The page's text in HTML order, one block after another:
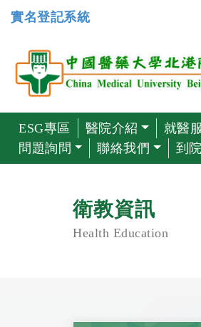
實名登記系統
ESG專區 醫院介紹 就醫
問題詢問
聯絡我們 到
衛教資訊
Health Education